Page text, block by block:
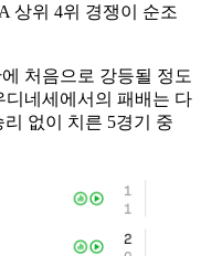
상위 4위 경쟁이 순조
처음으로 강등될 정도
디네세에서의 패배는 다
없이 치른 5경기 중